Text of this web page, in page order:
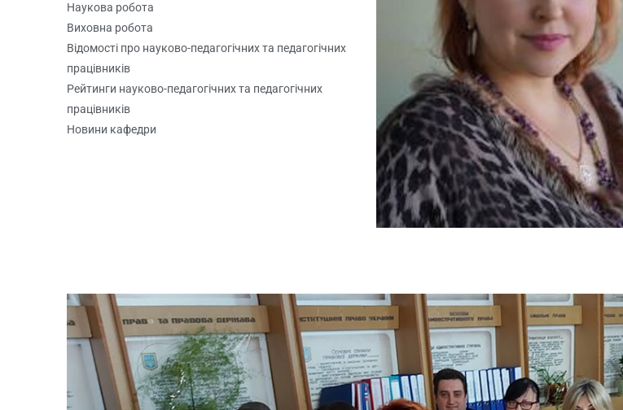
Наукова робота
Виховна робота
Відомості про науково-педагогічних та педагогічних
працівників
Рейтинги науково-педагогічних та педагогічних
працівників
Новини кафедри